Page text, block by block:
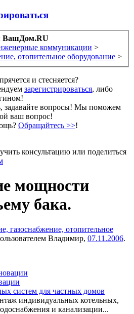
ВашДом.RU
коммуникации >
отопительное оборудование >
и стесняется?
зарегистрироваться, либо
задавайте вопросы! Мы поможем
ваш вопрос!
Обращайтесь >>!
консультацию или поделиться
мощности
бака.
газоснабжение, отопительное
Владимир, 07.11.2006.
систем для частных домов
индивидуальных котельных,
и канализации...